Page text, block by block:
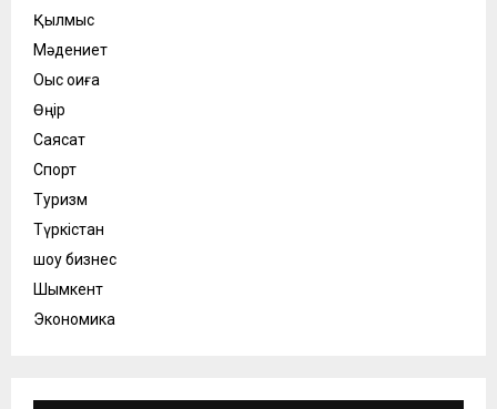
Қылмыс
Мәдениет
Оқыс оқиға
Өңір
Саясат
Спорт
Туризм
Түркістан
шоу бизнес
Шымкент
Экономика